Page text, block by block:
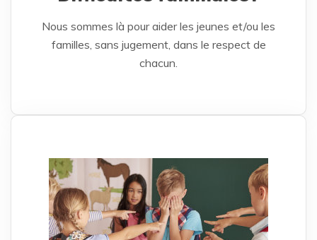
Nous sommes là pour aider les jeunes et/ou les
familles, sans jugement, dans le respect de
chacun.